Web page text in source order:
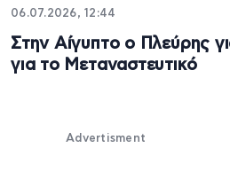
06.07.2026, 12:44
Στην Αίγυπτο ο Πλεύρης
για το Μεταναστευτικό
Advertisment